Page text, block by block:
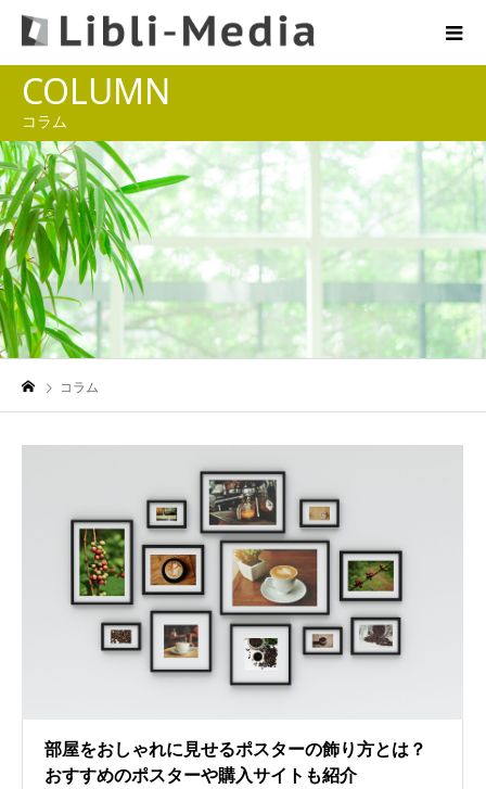
COLUMN
コラム
コラム
部屋をおしゃれに見せるポスターの飾り方とは？
おすすめのポスターや購入サイトも紹介